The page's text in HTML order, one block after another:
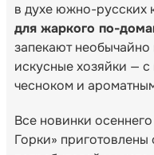
в духе южно-русских
для жаркого по-
запекают
искусные хозяйки —
чесноком и
Все новинки
Горки»